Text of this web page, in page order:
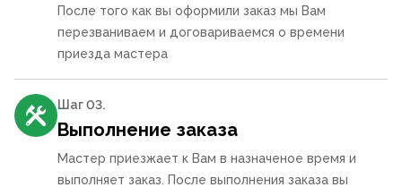
После того как вы оформили заказ мы Вам
перезваниваем и договариваемся о времени
приезда мастера
Шаг 03.
Выполнение заказа
Мастер приезжает к Вам в назначеное время и
выполняет заказ. После выполнения заказа вы